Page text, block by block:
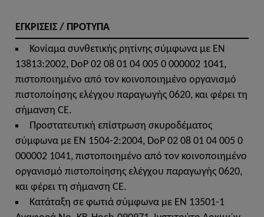
ΕΓΚΡΙΣΕΙΣ / ΠΡΟΤΥΠΑ
Κονίαμα συνθετικής ρητίνης σύμφωνα με EN
13813:2002, DoP 02 08 01 04 005 0 000002 1041,
πιστοποιημένο από τον κοινοποιημένο οργανισμό
πιστοποίησης ελέγχου παραγωγής 0620, και φέρει τη
σήμανση CE.
Προστατευτική επίστρωση σκυροδέματος
σύμφωνα με EN 1504-2:2004, DoP 02 08 01 04 005 0
000002 1041, πιστοποιημένο από τον κοινοποιημένο
οργανισμό πιστοποίησης ελέγχου παραγωγής 0620,
και φέρει τη σήμανση CE.
Κατάταξη σε φωτιά σύμφωνα με EN 13501-1